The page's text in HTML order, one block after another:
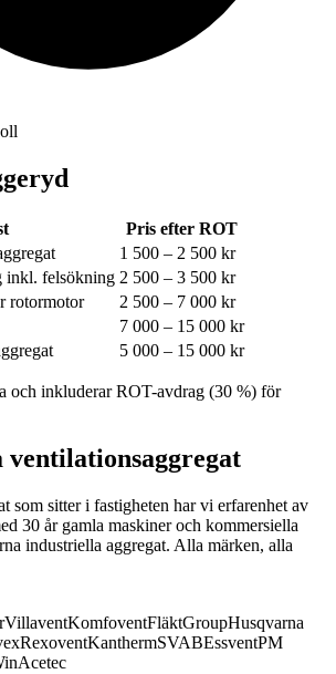
Pris efter ROT
1 500 – 2 500 kr
inkl. felsökning 2 500 – 3 500 kr
rotormotor
2 500 – 7 000 kr
7 000 – 15 000 kr
5 000 – 15 000 kr
och inkluderar ROT-avdrag (30 %) för
som sitter i fastigheten har vi erfarenhet av
30 år gamla maskiner och kommersiella
industriella aggregat. Alla märken, alla
VillaventKomfoventFläktGroupHusqvarna
RexoventKanthermSVABEssventPM
Acetec